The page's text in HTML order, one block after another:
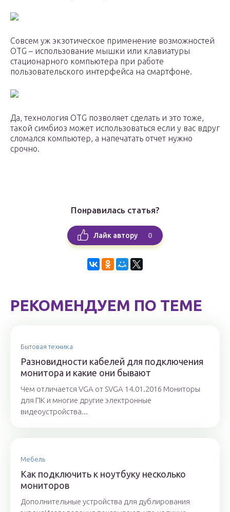
Совсем уж экзотическое применение возможностей
OTG – использование мышки или клавиатуры
стационарного компьютера при работе
пользовательского интерфейса на смартфоне.
Да, технология OTG позволяет сделать и это тоже,
такой симбиоз может использоваться если у вас вдруг
сломался компьютер, а напечатать отчет нужно
срочно.
Понравилась статья?
Лайк автору 0
РЕКОМЕНДУЕМ ПО ТЕМЕ
Бытовая техника
Разновидности кабелей для подключения
монитора и какие они бывают
Чем отличается VGA от SVGA 14.01.2016 Мониторы
для ПК и многие другие электронные
видеоустройства...
Мебель
Как подключить к ноутбуку несколько
мониторов
Дополнительные устройства для дублирования